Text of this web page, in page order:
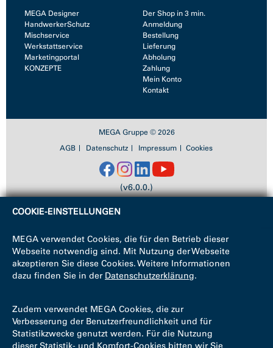
MEGA Designer
HandwerkerSchutz
Mischservice
Werkstattservice
Marketingportal
KONZEPTE
Der Shop in 3 min.
Anmeldung
Bestellung
Lieferung
Abholung
Zahlung
Mein Konto
Kontakt
MEGA Gruppe © 2026
AGB
Datenschutz Impressum Cookies
(v6.0.0.)
COOKIE-EINSTELLUNGEN
MEGA verwendet Cookies, die für den Betrieb dieser
Webseite notwendig sind. Mit Nutzung der Webseite
akzeptieren Sie diese Cookies. Weitere Informationen
dazu finden Sie in der Datenschutzerklärung.
Zudem verwendet MEGA Cookies, die zur
Verbesserung der Benutzerfreundlichkeit und für
Statistikzwecke genutzt werden. Für die Nutzung
dieser Statistik- und Komfort-Cookies bitten wir Sie